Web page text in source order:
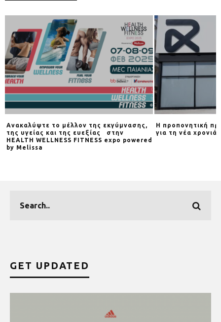
Ανακαλύψτε το μέλλον της εκγύμνασης,
της υγείας και της ευεξίας στην
HEALTH WELLNESS FITNESS expo powered
by Melissa
Η προπονητική
για τη νέα χρονιά
GET UPDATED